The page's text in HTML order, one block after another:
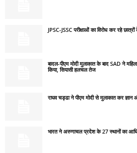
JPSC-JSSC परीक्षाओं का विरोध कर रहे
बादल-पीएम मोदी मुलाकात के बाद SAD ने
किया, सियासी हलचल तेज
राघव चड्ढा ने पीएम मोदी से मुलाकात कर ज्ञान
भारत ने अरुणाचल प्रदेश के 27 स्थानों का